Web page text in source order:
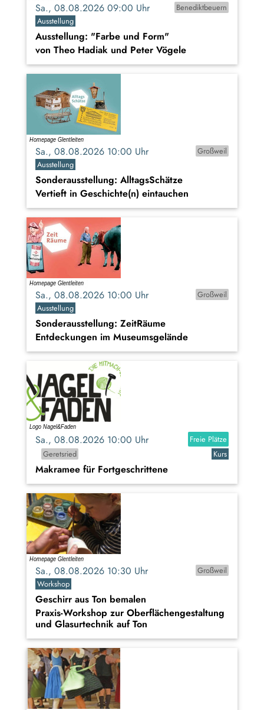
Sa., 08.08.2026 09:00 Uhr
Benediktbeuern
Ausstellung
Ausstellung: "Farbe und Form"
von Theo Hadiak und Peter Vögele
Sa., 08.08.2026 10:00 Uhr
Großweil
Ausstellung
Sonderausstellung: AlltagsSchätze
Vertieft in Geschichte(n) eintauchen
Sa., 08.08.2026 10:00 Uhr
Großweil
Ausstellung
Sonderausstellung: ZeitRäume
Entdeckungen im Museumsgelände
Sa., 08.08.2026 10:00 Uhr
Freie Plätze
Geretsried
Kurs
Makramee für Fortgeschrittene
Sa., 08.08.2026 10:30 Uhr
Großweil
Workshop
Geschirr aus Ton bemalen
Praxis-Workshop zur Oberflächengestaltung
und Glasurtechnik auf Ton